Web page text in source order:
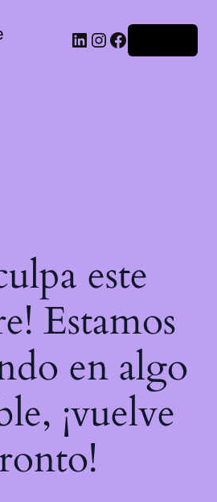
este
Estamos
en algo
¡vuelve